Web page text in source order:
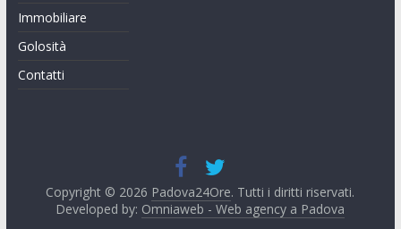
Immobiliare
Golosità
Contatti
Copyright © 2026 Padova24Ore. Tutti i diritti riservati.
Developed by: Omniaweb - Web agency a Padova